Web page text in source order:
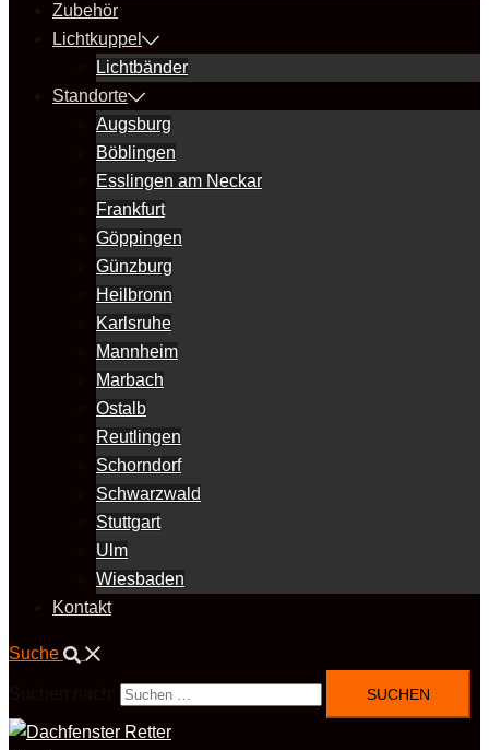
Zubehör
Lichtkuppel
Lichtbänder
Standorte
Augsburg
Böblingen
Esslingen am Neckar
Frankfurt
Göppingen
Günzburg
Heilbronn
Karlsruhe
Mannheim
Marbach
Ostalb
Reutlingen
Schorndorf
Schwarzwald
Stuttgart
Ulm
Wiesbaden
Kontakt
Suche